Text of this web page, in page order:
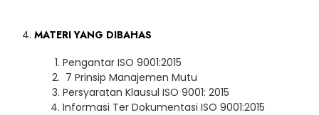
MATERI YANG DIBAHAS
Pengantar ISO 9001:2015
7 Prinsip Manajemen Mutu
Persyaratan Klausul ISO 9001: 2015
Informasi Ter Dokumentasi ISO 9001:2015